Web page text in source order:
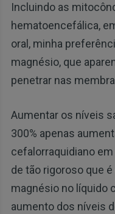
Incluindo as
hematoencefálica,
oral, minha
magnésio, que
penetrar nas
Aumentar os níveis
300% apenas
cefalorraquidiano em
de tão rigoroso que
magnésio no líquido
aumento dos níveis